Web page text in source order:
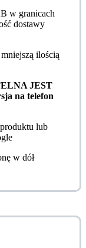
w granicach
dostawy
ilością
JEST
na telefon
lub
w dół